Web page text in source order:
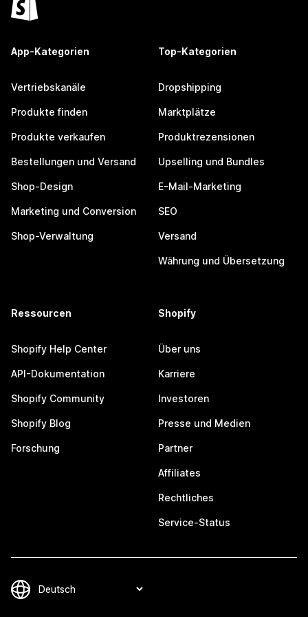
App-Kategorien
Vertriebskanäle
Produkte finden
Produkte verkaufen
Bestellungen und Versand
Shop-Design
Marketing und Conversion
Shop-Verwaltung
Top-Kategorien
Dropshipping
Marktplätze
Produktrezensionen
Upselling und Bundles
E-Mail-Marketing
SEO
Versand
Währung und Übersetzung
Ressourcen
Shopify Help Center
API-Dokumentation
Shopify Community
Shopify Blog
Forschung
Shopify
Über uns
Karriere
Investoren
Presse und Medien
Partner
Affiliates
Rechtliches
Service-Status